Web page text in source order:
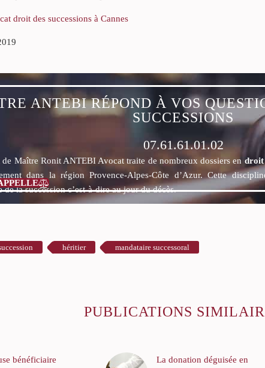
droit des successions à Cannes
ANTEBI RÉPOND À VOS
SUCCESSIONS
07.61.61.01.02
de Maître Ronit ANTEBI Avocat traite de nombreux dossiers en droit
dans la région Provence-Alpes-Côte d’Azur. Cette
de la succession c’est-à-dire au jour du décès.

héritier mandataire successoral
PUBLICATIONS
bénéficiaire La donation déguisée en